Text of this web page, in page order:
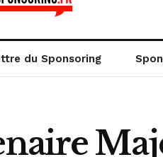
du Sponsoring